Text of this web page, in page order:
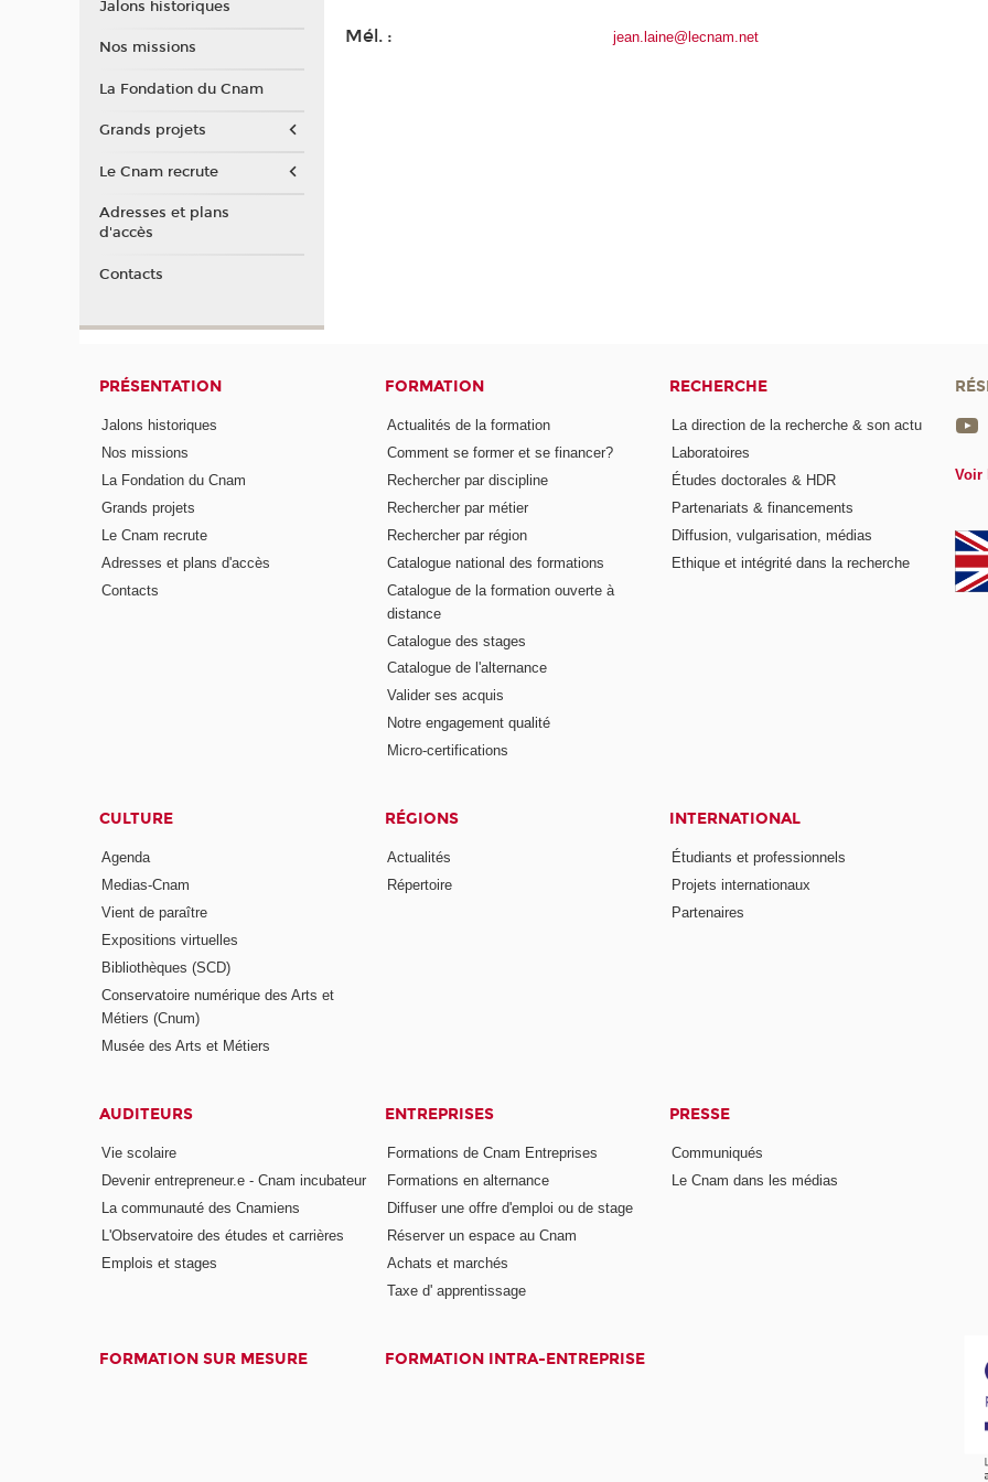
Mél. : jean.laine@lecnam.net
Jalons historiques
Nos missions
La Fondation du Cnam
Grands projets
Le Cnam recrute
Adresses et plans
d'accès
Contacts
PRÉSENTATION
Jalons historiques
Nos missions
La Fondation du Cnam
Grands projets
Le Cnam recrute
Adresses et plans d'accès
Contacts
FORMATION
Actualités de la formation
Comment se former et se financer?
Rechercher par discipline
Rechercher par métier
Rechercher par région
Catalogue national des formations
Catalogue de la formation ouverte à
distance
Catalogue des stages
Catalogue de l'alternance
Valider ses acquis
Notre engagement qualité
Micro-certifications
RECHERCHE
La direction de la recherche & son actu
Laboratoires
Études doctorales & HDR
Partenariats & financements
Diffusion, vulgarisation, médias
Ethique et intégrité dans la recherche
CULTURE
Agenda
Medias-Cnam
Vient de paraître
Expositions virtuelles
Bibliothèques (SCD)
Conservatoire numérique des Arts et
Métiers (Cnum)
Musée des Arts et Métiers
RÉGIONS
Actualités
Répertoire
INTERNATIONAL
Étudiants et professionnels
Projets internationaux
Partenaires
AUDITEURS
Vie scolaire
Devenir entrepreneur.e - Cnam incubateur
La communauté des Cnamiens
L'Observatoire des études et carrières
Emplois et stages
ENTREPRISES
Formations de Cnam Entreprises
Formations en alternance
Diffuser une offre d'emploi ou de stage
Réserver un espace au Cnam
Achats et marchés
Taxe d' apprentissage
PRESSE
Communiqués
Le Cnam dans les médias
FORMATION SUR MESURE FORMATION INTRA-ENTREPRISE
Voir